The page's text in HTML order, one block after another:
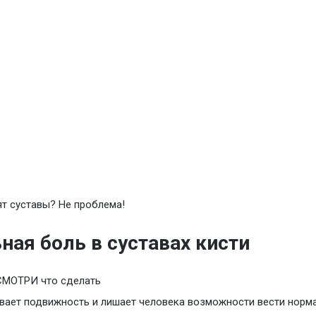
суставы? Не проблема!
боль в суставах кисти
что сделать
подвижность и лишает человека возможности вести